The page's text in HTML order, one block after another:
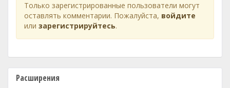
Только зарегистрированные пользователи могут
оставлять комментарии. Пожалуйста, войдите
или зарегистрируйтесь.
Расширения